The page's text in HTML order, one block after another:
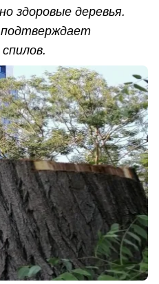
здоровые деревья.
подтверждает